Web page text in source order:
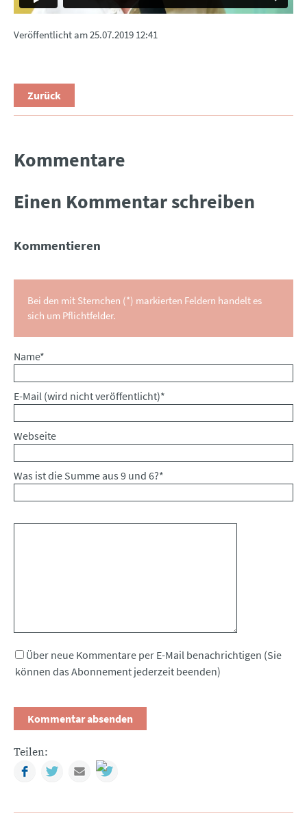
Veröffentlicht am25.07.2019 12:41
Zurück
Kommentare
Einen Kommentar schreiben
Kommentieren
Bei den mit Sternchen (*) markierten Feldern handelt es
sich um Pflichtfelder.
Pflichtfeld
Name*
Pflichtfeld
E-Mail (wird nicht veröffentlicht)*
Webseite
Was ist die Summe aus 9 und 6?*
Über neue Kommentare per E-Mail benachrichtigen (Sie
können das Abonnement jederzeit beenden)
Teilen:
FacebookTwitterMail